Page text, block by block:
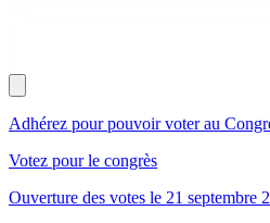
Adhérez pour pouvoir voter au
Votez pour le congrès
Ouverture des votes le 21 septembre